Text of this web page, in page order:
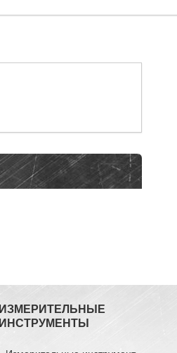
ИЗМЕРИТЕЛЬНЫЕ
ИНСТРУМЕНТЫ